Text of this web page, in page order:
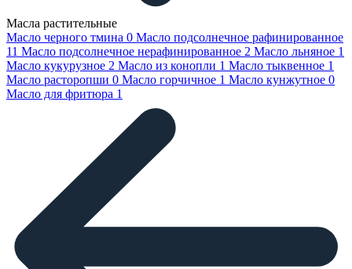
Масла растительные
Масло черного тмина 0 Масло подсолнечное рафинированное
11 Масло подсолнечное нерафинированное 2 Масло льняное 1
Масло кукурузное 2 Масло из конопли 1 Масло тыквенное 1
Масло расторопши 0 Масло горчичное 1 Масло кунжутное 0
Масло для фритюра 1